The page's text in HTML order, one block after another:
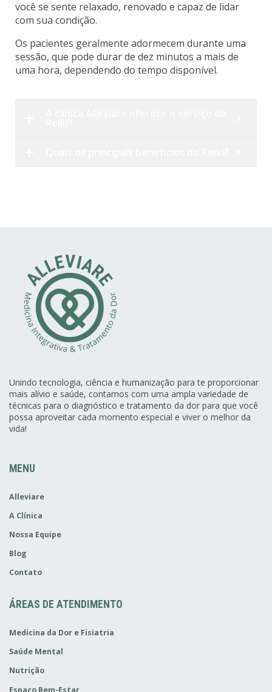
você se sente relaxado, renovado e capaz de lidar
com sua condição.
Os pacientes geralmente adormecem durante uma
sessão, que pode durar de dez minutos a mais de
uma hora, dependendo do tempo disponível.
Unindo tecnologia, ciência e humanização para te proporcionar
mais alívio e saúde, contamos com uma ampla variedade de
técnicas para o diagnóstico e tratamento da dor para que você
possa aproveitar cada momento especial e viver o melhor da
vida!
MENU
Alleviare
A Clínica
Nossa Equipe
Blog
Contato
ÁREAS DE ATENDIMENTO
Medicina da Dor e Fisiatria
Saúde Mental
Nutrição
Espaço Bem-Estar